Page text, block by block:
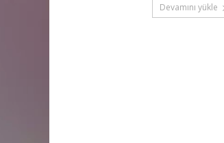
Devamını yükle